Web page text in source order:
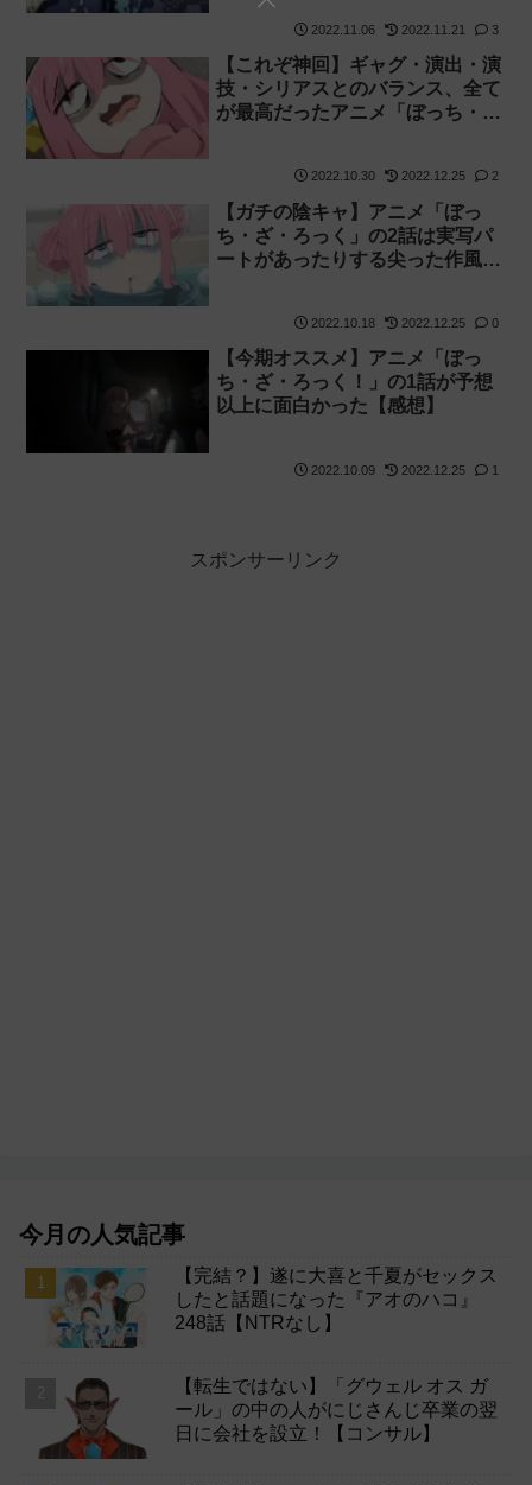
2022.11.06 2022.11.21 3
【これぞ神回】ギャグ・演出・演
技・シリアスとのバランス、全て
が最高だったアニメ「ぼっち・
2022.10.30 2022.12.25 2
【ガチの陰キャ】アニメ「ぼっ
ち・ざ・ろっく」の2話は実写パ
ートがあったりする尖った作風で
2022.10.18 2022.12.25 0
【今期オススメ】アニメ「ぼっ
ち・ざ・ろっく！」の1話が予想
以上に面白かった【感想】
2022.10.09 2022.12.25 1
スポンサーリンク
今月の人気記事
【完結？】遂に大喜と千夏がセックス
したと話題になった『アオのハコ』
248話【NTRなし】
【転生ではない】「グウェル オス ガ
ール」の中の人がにじさんじ卒業の翌
日に会社を設立！【コンサル】